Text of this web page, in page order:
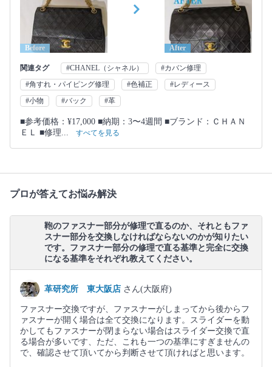
Before After
関連タグ #CHANEL（シャネル）
#カバン修理
#角すれ・パイピング修理
#色補正
#レディース
#小物
#バック #革
■参考価格：¥17,000 ■納期：3〜4週間 ■ブランド：ＣＨＡＮ
ＥＬ ■修理...
すべてを見る
プロが答えてお悩み解決
鞄のファスナー部分が修理で直るのか、それともファ
スナー部分を交換しなければならないのかが知りたい
です。ファスナー部分の修理で直る基準と完全に交換
になる基準をそれぞれ教えてください。
革研究所 東大阪店 さん(大阪府)
ファスナー交換ですが、ファスナーがしまってから後からフ
ァスナーが開く場合は全て交換になります。スライダーを動
かしてもファスナーが閉まらない場合はスライダー交換で直
る場合が多いです、ただ、これも一つの基準にすぎませんの
で、確認させて頂いてから判断させて頂ければと思います。